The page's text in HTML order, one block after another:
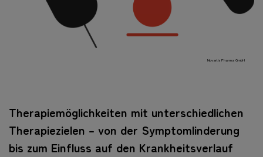
Novartis Pharma GmbH
Therapiemöglichkeiten mit unterschiedlichen
Therapiezielen – von der Symptomlinderung
bis zum Einfluss auf den Krankheitsverlauf